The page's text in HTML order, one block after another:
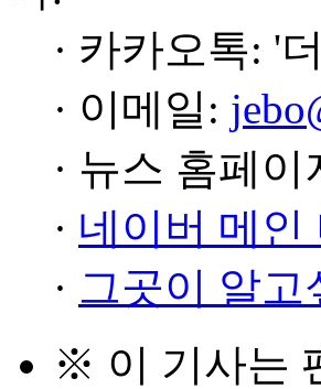
· 카카오톡: '
· 이메일:
· 뉴스 홈페이
· 네이버 메
· 그곳이 알
※ 이 기사는